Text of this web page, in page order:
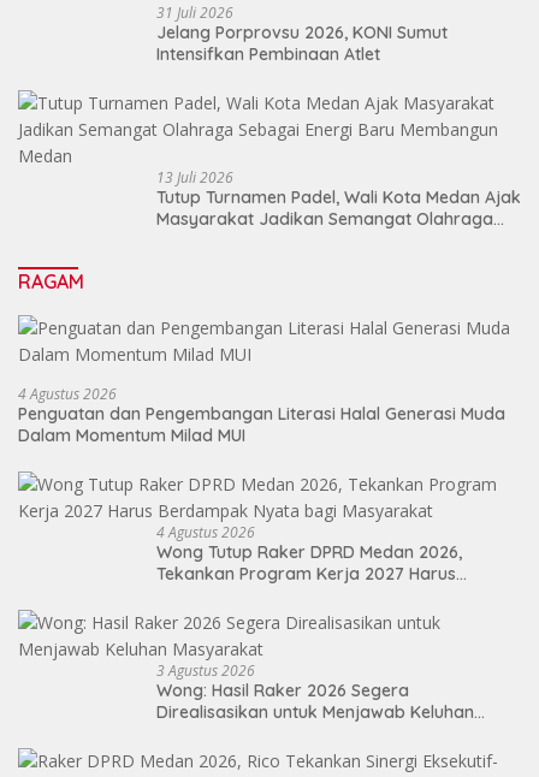
31 Juli 2026
Jelang Porprovsu 2026, KONI Sumut
Intensifkan Pembinaan Atlet
13 Juli 2026
Tutup Turnamen Padel, Wali Kota Medan Ajak
Masyarakat Jadikan Semangat Olahraga
RAGAM
4 Agustus 2026
Penguatan dan Pengembangan Literasi Halal Generasi Muda
Dalam Momentum Milad MUI
4 Agustus 2026
Wong Tutup Raker DPRD Medan 2026,
Tekankan Program Kerja 2027 Harus
3 Agustus 2026
Wong: Hasil Raker 2026 Segera
Direalisasikan untuk Menjawab Keluhan